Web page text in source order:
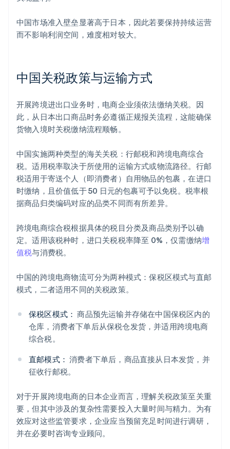
中国市场准入壁垒显著高于日本，因此若要保持持续运营
而不影响利润空间，难度相对较大。
中国关税政策与运输方式
开展跨境进出口业务时，电商企业须依法缴纳关税。因
此，从日本出口商品时务必遵循正规报关流程，这能确保
货物入境时关税缴纳流程顺畅。
中国实施两种类型的海关关税：行邮税和跨境电商综合
税。适用税率取决于所使用的运输方式或物流路径。行邮
税适用于寄送个人（即消费者）自用物品的包裹，在进口
时缴纳，且价值低于 50 日元的包裹可予以免税。税率根
据商品归类编码对应的品类不同而有所差异。
跨境电商综合税根据具体的税目分类及商品类别予以确
定。适用该税种时，进口关税税率降至 0%，仅需缴纳增
值税与消费税。
中国的跨境电商物流可分为两种模式：保税区模式与直邮
模式，二者适用不同的关税政策。
保税区模式： 商品预先运输并存储在中国保税区内的
仓库，消费者下单后从保税仓发货，并适用跨境电商
综合税。
直邮模式： 消费者下单后，商品直接从日本发货，并
征收行邮税。
对于开展跨境电商的日本企业而言，理解关税政策至关重
要，但其中涉及的复杂性需要投入大量时间与精力。为有
效应对这些监管要求，企业应当预留充足时间进行调研，
并在必要时咨询专业顾问。